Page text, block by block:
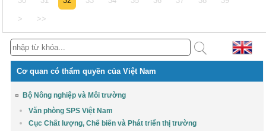
> >>
Cơ quan có thẩm quyền của Việt Nam
Bộ Nông nghiệp và Môi trường
Văn phòng SPS Việt Nam
Cục Chất lượng, Chế biến và Phát triển thị trường